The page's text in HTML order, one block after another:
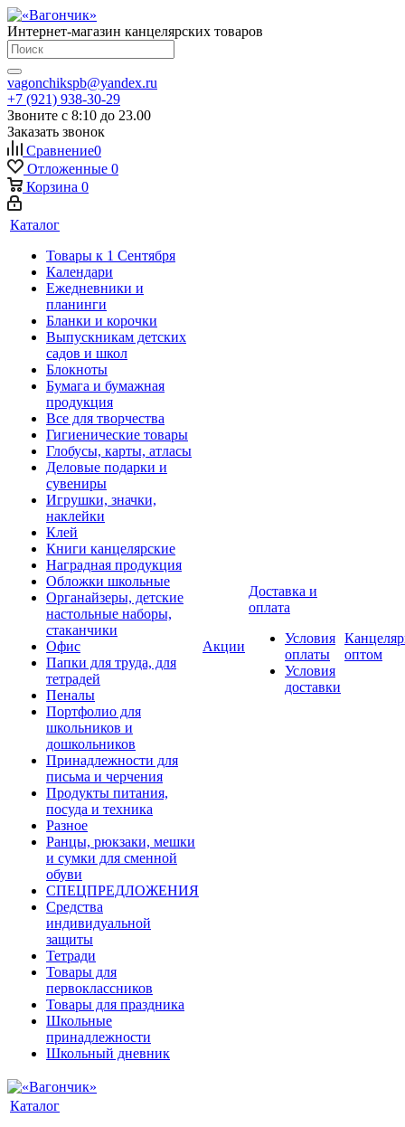
Интернет-магазин канцелярских товаров
vagonchikspb@yandex.ru
+7 (921) 938-30-29
Звоните с 8:10 до 23.00
Заказать звонок
Сравнение0
Отложенные 0
Корзина 0
Каталог
Товары к 1 Сентября
Календари
Ежедневники и
планинги
Бланки и корочки
Выпускникам детских
садов и школ
Блокноты
Бумага и бумажная
продукция
Все для творчества
Гигиенические товары
Глобусы, карты, атласы
Деловые подарки и
сувениры
Игрушки, значки,
наклейки
Клей
Книги канцелярские
Наградная продукция
Обложки школьные
Органайзеры, детские
настольные наборы,
стаканчики
Офис
Папки для труда, для
тетрадей
Пеналы
Портфолио для
школьников и
дошкольников
Принадлежности для
письма и черчения
Продукты питания,
посуда и техника
Разное
Ранцы, рюкзаки, мешки
и сумки для сменной
обуви
СПЕЦПРЕДЛОЖЕНИЯ
Средства
индивидуальной
защиты
Тетради
Товары для
первоклассников
Товары для праздника
Школьные
принадлежности
Школьный дневник
Акции
Доставка и
оплата
Условия
оплаты
Условия
доставки
оптом
Каталог